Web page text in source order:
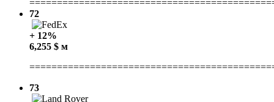
72
+ 12%
6,255 $ м
73